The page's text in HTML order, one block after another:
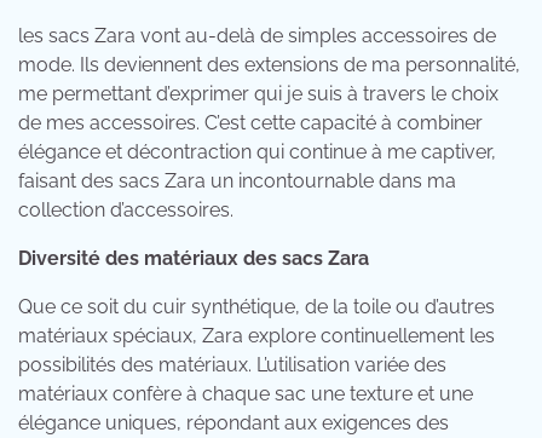
les sacs Zara vont au-delà de simples accessoires de
mode. Ils deviennent des extensions de ma personnalité,
me permettant d’exprimer qui je suis à travers le choix
de mes accessoires. C’est cette capacité à combiner
élégance et décontraction qui continue à me captiver,
faisant des sacs Zara un incontournable dans ma
collection d’accessoires.
Diversité des matériaux des sacs Zara
Que ce soit du cuir synthétique, de la toile ou d’autres
matériaux spéciaux, Zara explore continuellement les
possibilités des matériaux. L’utilisation variée des
matériaux confère à chaque sac une texture et une
élégance uniques, répondant aux exigences des